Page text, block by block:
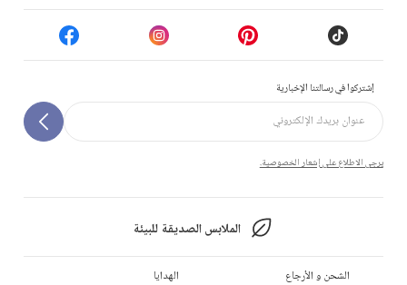
إشتركوا في رسالتنا الإخبارية
يرجى الاطلاع على إشعار الخصوصية.
الملابس الصديقة للبيئة
الشحن و الأرجاع
الهدايا